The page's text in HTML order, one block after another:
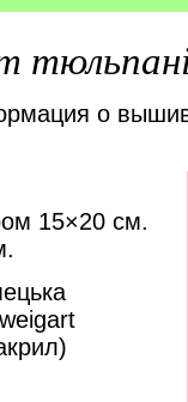
о
15×20 см.